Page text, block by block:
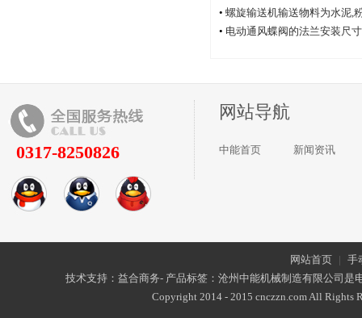
厂家中能电动通风蝶阀厂
• 螺旋输送机输送物料为水泥,
• 电动通风蝶阀的法兰安装尺寸
0317-8250826
网站导航
中能首页 新闻资讯
网站首页 | 手
技术支持：益合商务- 产品标签：沧州中能机械制造有限公司是
Copyright 2014 - 2015 cnczzn.com All Rights